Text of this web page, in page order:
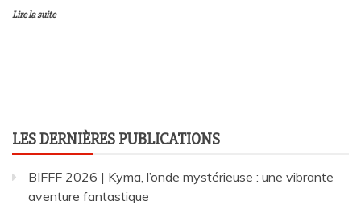
Lire la suite
LES DERNIÈRES PUBLICATIONS
BIFFF 2026 | Kyma, l’onde mystérieuse : une vibrante
aventure fantastique